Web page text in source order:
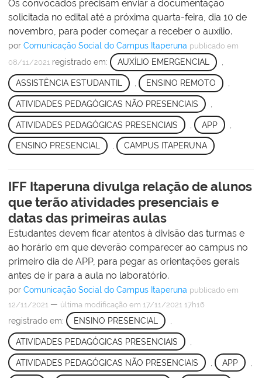
Os convocados precisam enviar a documentação
solicitada no edital até a próxima quarta-feira, dia 10 de
novembro, para poder começar a receber o auxílio.
por Comunicação Social do Campus Itaperuna publicado em
08/11/2021 registrado em: AUXÍLIO EMERGENCIAL ,
ASSISTÊNCIA ESTUDANTIL ENSINO REMOTO
ATIVIDADES PEDAGÓGICAS NÃO PRESENCIAIS
ATIVIDADES PEDAGÓGICAS PRESENCIAIS APP
ENSINO PRESENCIAL , CAMPUS ITAPERUNA
IFF Itaperuna divulga relação de alunos
que terão atividades presenciais e
datas das primeiras aulas
Estudantes devem ficar atentos à divisão das turmas e
ao horário em que deverão comparecer ao campus no
primeiro dia de APP, para pegar as orientações gerais
antes de ir para a aula no laboratório.
por Comunicação Social do Campus Itaperuna publicado em
12/11/2021 — última modificação em 17/11/2021 17h16
registrado em: ENSINO PRESENCIAL
ATIVIDADES PEDAGÓGICAS PRESENCIAIS
ATIVIDADES PEDAGÓGICAS NÃO PRESENCIAIS APP